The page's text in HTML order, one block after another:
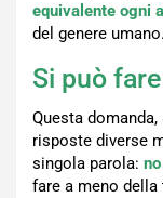
equivalente ogni
del genere umano.
Si può
Questa
risposte diverse
singola parola:
fare a meno